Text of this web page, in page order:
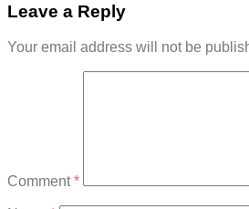
Leave a Reply
Your email address will not be
Comment*